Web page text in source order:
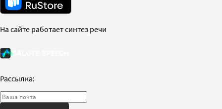
На сайте работает синтез речи
Рассылка: